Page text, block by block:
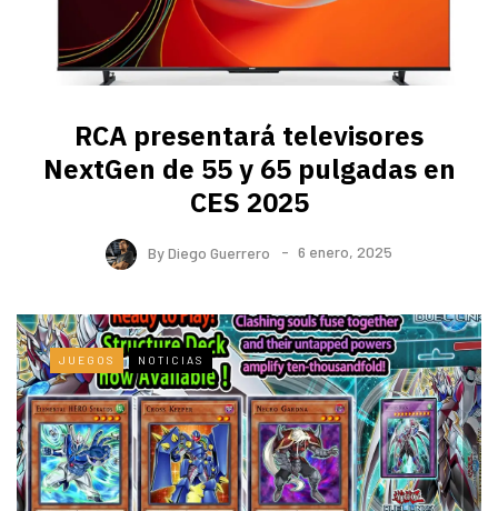
RCA presentará televisores
NextGen de 55 y 65 pulgadas en
CES 2025
ByDiego Guerrero 6 enero, 2025
JUEGOS NOTICIAS